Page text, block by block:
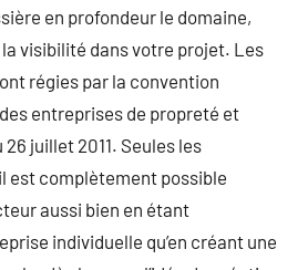
en profondeur le domaine,
visibilité dans votre projet. Les
régies par la convention
entreprises de propreté et
juillet 2011. Seules les
est complètement possible
aussi bien en étant
individuelle qu’en créant une